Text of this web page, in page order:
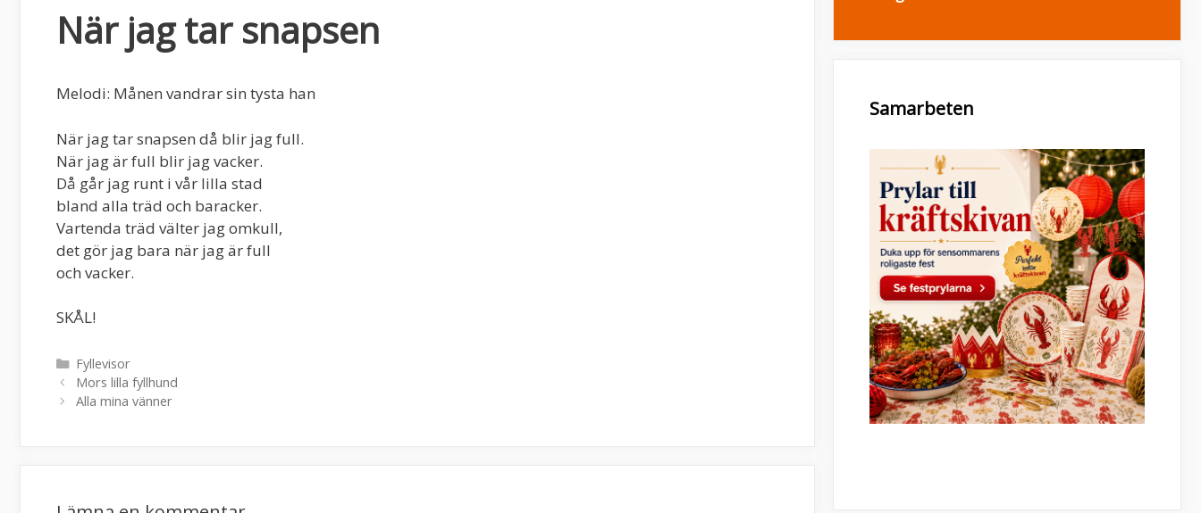
När jag tar snapsen
Melodi: Månen vandrar sin tysta han
När jag tar snapsen då blir jag full.
När jag är full blir jag vacker.
Då går jag runt i vår lilla stad
bland alla träd och baracker.
Vartenda träd välter jag omkull,
det gör jag bara när jag är full
och vacker.
SKÅL!
Kategorier
Fyllevisor
Mors lilla fyllhund
Alla mina vänner
Samarbeten